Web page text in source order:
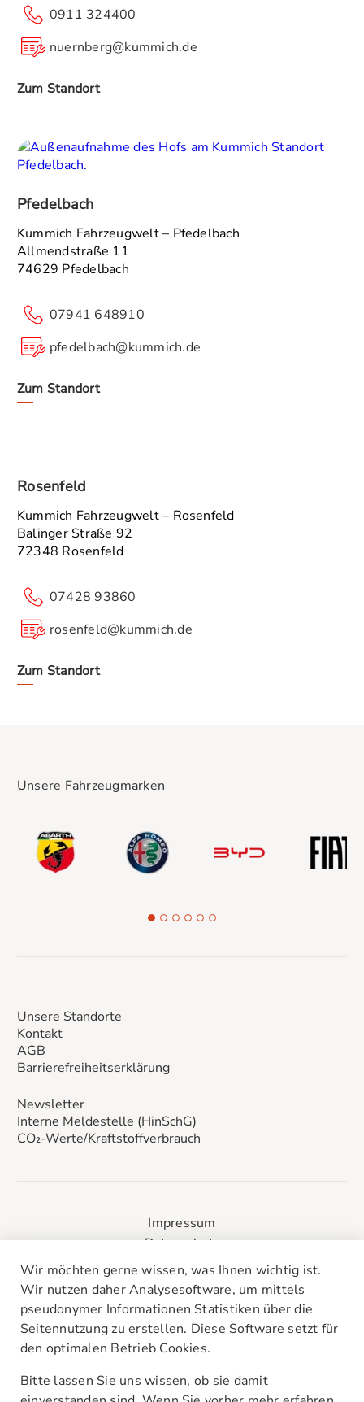
0911 324400
nuernberg@kummich.de
Zum Standort
Pfedelbach
Kummich Fahrzeugwelt – Pfedelbach
Allmendstraße 11
74629 Pfedelbach
07941 648910
pfedelbach@kummich.de
Zum Standort
Rosenfeld
Kummich Fahrzeugwelt – Rosenfeld
Balinger Straße 92
72348 Rosenfeld
07428 93860
rosenfeld@kummich.de
Zum Standort
Unsere Fahrzeugmarken
Unsere Standorte
Kontakt
AGB
Barrierefreiheitserklärung
Newsletter
Interne Meldestelle (HinSchG)
CO₂-Werte/Kraftstoffverbrauch
Impressum
Datenschutz
Datenschutzeinstellungen anpassen
© 2026 Autohaus Kummich
Wir möchten gerne wissen, was Ihnen wichtig ist.
Wir nutzen daher Analysesoftware, um mittels
pseudonymer Informationen Statistiken über die
Seitennutzung zu erstellen. Diese Software setzt für
den optimalen Betrieb Cookies.
Bitte lassen Sie uns wissen, ob sie damit